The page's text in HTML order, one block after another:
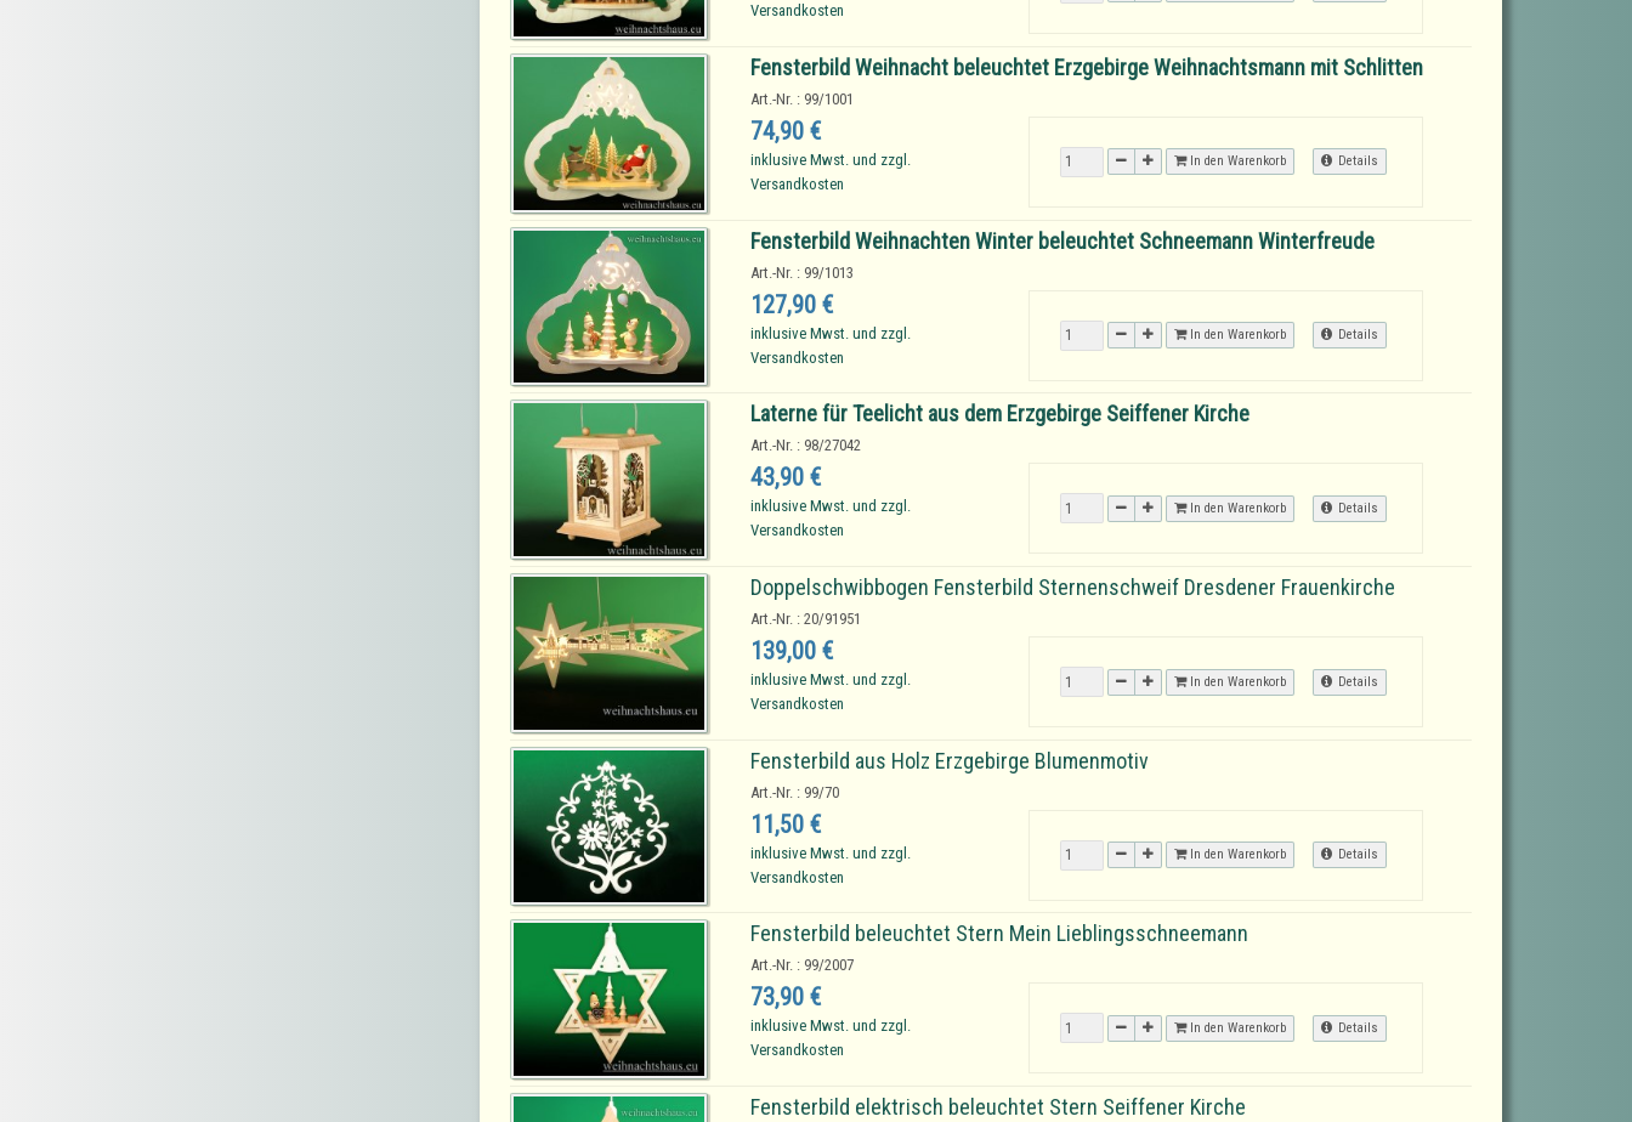
Versandkosten
Fensterbild Weihnacht beleuchtet Erzgebirge Weihnachtsmann mit Schlitten
Art.-Nr. : 99/1001
74,90 €
inklusive Mwst. und zzgl.
Versandkosten
In den Warenkorb Details
Fensterbild Weihnachten Winter beleuchtet Schneemann Winterfreude
Art.-Nr. : 99/1013
127,90 €
inklusive Mwst. und zzgl.
Versandkosten
In den Warenkorb Details
Laterne für Teelicht aus dem Erzgebirge Seiffener Kirche
Art.-Nr. : 98/27042
43,90 €
inklusive Mwst. und zzgl.
Versandkosten
In den Warenkorb Details
Doppelschwibbogen Fensterbild Sternenschweif Dresdener Frauenkirche
Art.-Nr. : 20/91951
139,00 €
inklusive Mwst. und zzgl.
Versandkosten
In den Warenkorb Details
Fensterbild aus Holz Erzgebirge Blumenmotiv
Art.-Nr. : 99/70
11,50 €
inklusive Mwst. und zzgl.
Versandkosten
In den Warenkorb Details
Fensterbild beleuchtet Stern Mein Lieblingsschneemann
Art.-Nr. : 99/2007
73,90 €
inklusive Mwst. und zzgl.
Versandkosten
In den Warenkorb Details
Fensterbild elektrisch beleuchtet Stern Seiffener Kirche